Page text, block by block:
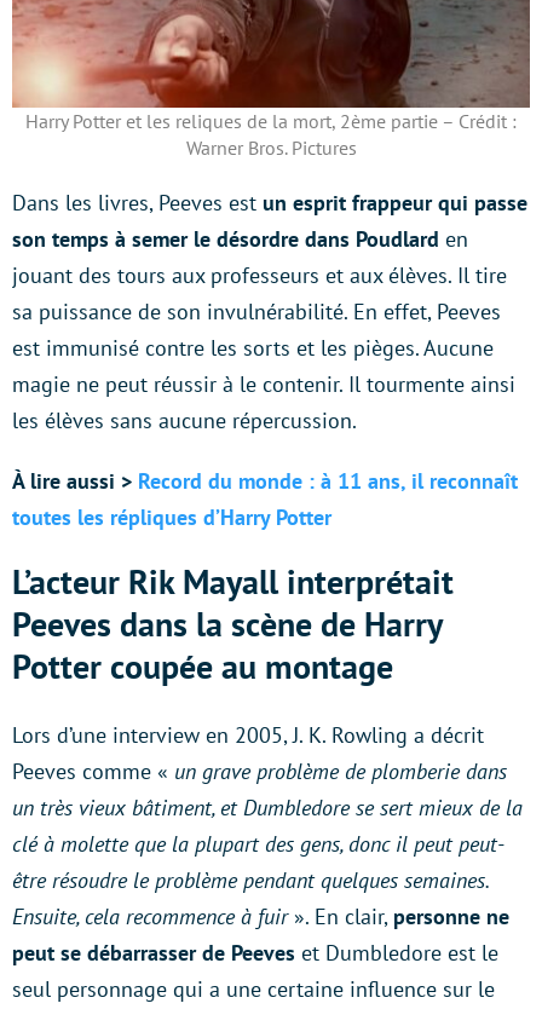
Harry Potter et les reliques de la mort, 2ème partie – Crédit :
Warner Bros. Pictures
Dans les livres, Peeves est un esprit frappeur qui passe
son temps à semer le désordre dans Poudlard en
jouant des tours aux professeurs et aux élèves. Il tire
sa puissance de son invulnérabilité. En effet, Peeves
est immunisé contre les sorts et les pièges. Aucune
magie ne peut réussir à le contenir. Il tourmente ainsi
les élèves sans aucune répercussion.
À lire aussi > Record du monde : à 11 ans, il reconnaît
toutes les répliques d’Harry Potter
L’acteur Rik Mayall interprétait
Peeves dans la scène de Harry
Potter coupée au montage
Lors d’une interview en 2005, J. K. Rowling a décrit
Peeves comme « un grave problème de plomberie dans
un très vieux bâtiment, et Dumbledore se sert mieux de la
clé à molette que la plupart des gens, donc il peut peut-
être résoudre le problème pendant quelques semaines.
Ensuite, cela recommence à fuir ». En clair, personne ne
peut se débarrasser de Peeves et Dumbledore est le
seul personnage qui a une certaine influence sur le